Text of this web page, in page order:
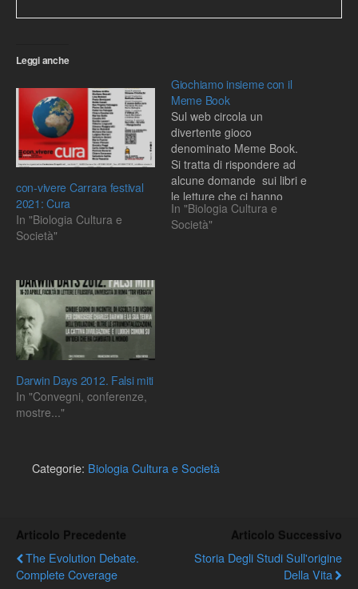
Leggi anche
con-vivere Carrara festival
2021: Cura
In "Biologia Cultura e
Società"
Giochiamo insieme con il
Meme Book
Sul web circola un
divertente gioco
denominato Meme Book.
Si tratta di rispondere ad
alcune domande sui libri e
le letture che ci hanno
coinvolto maggiormente e,
come i memi, di diffondere
In "Biologia Cultura e
Società"
Darwin Days 2012. Falsi miti
In "Convegni, conferenze,
mostre..."
Categorie: Biologia Cultura e Società
Articolo Precedente
The Evolution Debate.
Complete Coverage
Articolo Successivo
Storia Degli Studi Sull'origine
Della Vita